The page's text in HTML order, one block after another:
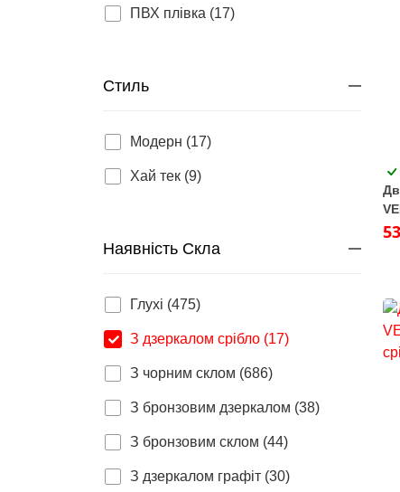
ПВХ плівка (17)
Стиль
Модерн (17)
Хай тек (9)
Наявність Скла
Глухі (475)
З дзеркалом срібло (17)
З чорним склом (686)
З бронзовим дзеркалом (38)
З бронзовим склом (44)
З дзеркалом графіт (30)